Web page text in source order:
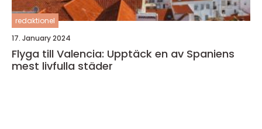
redaktionel
17. January 2024
Flyga till Valencia: Upptäck en av Spaniens
mest livfulla städer